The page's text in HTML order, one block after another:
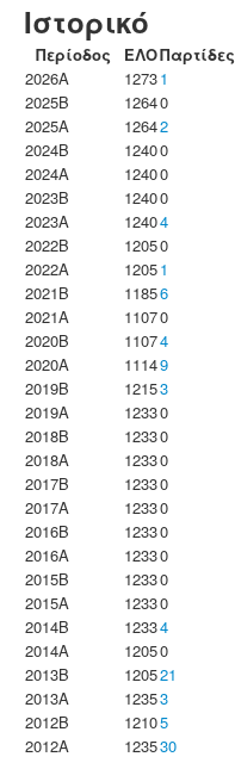
Ιστορικό
Περίοδος ΕΛΟΠαρτίδες
2026A
12731
2025B
12640
2025A
12642
2024B
12400
2024A
12400
2023B
12400
2023Α
12404
2022B
12050
2022A
12051
2021B
11856
2021A
11070
2020B
11074
2020A
11149
2019B
12153
2019A
12330
2018B
12330
2018A
12330
2017B
12330
2017A
12330
2016B
12330
2016A
12330
2015B
12330
2015A
12330
2014B
12334
2014A
12050
2013B
120521
2013A
12353
2012B
12105
2012A
123530